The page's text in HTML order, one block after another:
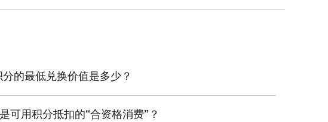
的最低兑换价值是多少？
$1，而相应的TD奖励积分最低数额取决于消费类别：
225点TD奖励积分*
可用积分抵扣的“合资格消费”？